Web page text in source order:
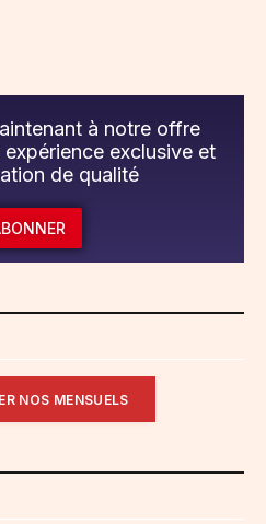
à notre offre
expérience exclusive et
de qualité
NOS MENSUELS